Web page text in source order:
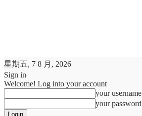
星期五, 7 8 月, 2026
Sign in
Welcome! Log into your account
your username
your password